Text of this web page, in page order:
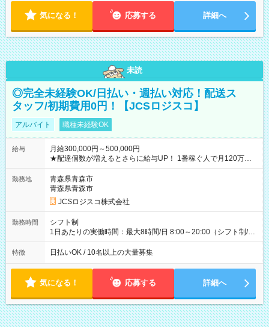
気になる！ 応募する 詳細へ
未読
◎完全未経験OK/日払い・週払い対応！配送ス
タッフ/初期費用0円！【JCSロジスコ】
アルバイト 職種未経験OK
給与
月給300,000円～500,000円
★配達個数が増えるとさらに給与UP！ 1番稼ぐ人で月120万ほ
ど！ ・主要都市エリア 月収55万円／週5日稼働 月収65万~112
万円／週6日稼働 ・地方郊外エリア 月収40万円／週5日稼働 月
収40万円~50万円／週6日稼働 ＜モデルイメージ＞ ■月収50万
円 (27歳男性/江東区在住)※元建築関係 1日150個配達×25日勤務
(日休み) ■月収80万円(43歳男性/墨田区在住)※元営業 1日200個
勤務地
青森県青森市
青森県青森市
JCSロジスコ株式会社
勤務時間
シフト制
1日あたりの実働時間：最大8時間/日 8:00～20:00（シフト制/実
働8時間） ※週5日勤務（場所次第では週4も有り） ※配達状況
によって時間外での勤務可能性有り ※案件により多少の前後あ
特徴 日払いOK / 10名以上の大量募集
気になる！ 応募する 詳細へ